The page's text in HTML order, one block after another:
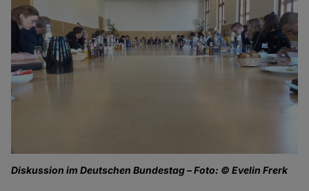
Diskussion im Deutschen Bundestag – Foto: © Evelin Frerk